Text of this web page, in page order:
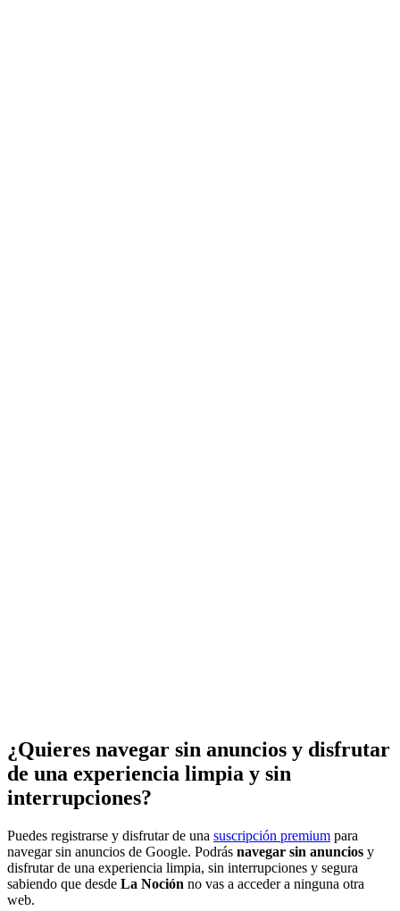
¿Quieres navegar sin anuncios y disfrutar
de una experiencia limpia y sin
interrupciones?
Puedes registrarse y disfrutar de una suscripción premium para
navegar sin anuncios de Google. Podrás navegar sin anuncios y
disfrutar de una experiencia limpia, sin interrupciones y segura
sabiendo que desde La Noción no vas a acceder a ninguna otra
web.